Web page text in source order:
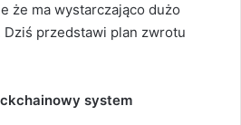
że ma wystarczająco dużo
przedstawi plan zwrotu
system